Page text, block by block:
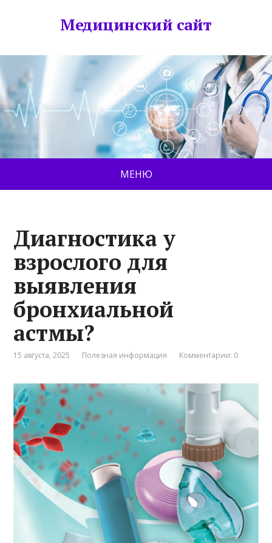
Медицинский сайт
МЕНЮ
Диагностика у
взрослого для
выявления
бронхиальной
астмы?
15 августа, 2025 Полезная информация Комментарии: 0